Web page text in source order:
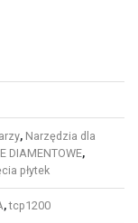
, Narzędzia dla
DIAMENTOWE,
płytek
,tcp1200